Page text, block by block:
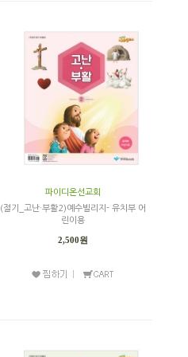
파이디온선교회
(절기_고난·부활2)예수빌리지- 유치부 어
린이용
2,500원